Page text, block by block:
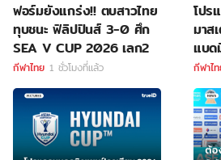
ฟอร์มยังแกร่ง!! ตบสาวไทย
ทุบชนะ ฟิลิปปินส์ 3-0 ศึก
SEA V CUP 2026 เลก2
กีฬาไทย 1 ชั่วโมงที่แล้ว
โปร
มาส
แบด
กีฬาไ